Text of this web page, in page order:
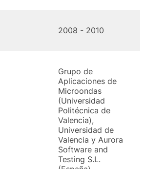
2008 - 2010
Grupo de
Aplicaciones de
Microondas
(Universidad
Politécnica de
Valencia),
Universidad de
Valencia y Aurora
Software and
Testing S.L.